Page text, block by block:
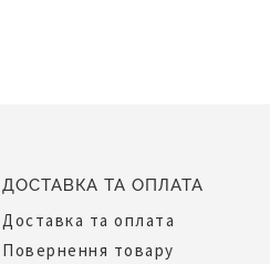
ДОСТАВКА ТА ОПЛАТА
Доставка та оплата
Повернення товару